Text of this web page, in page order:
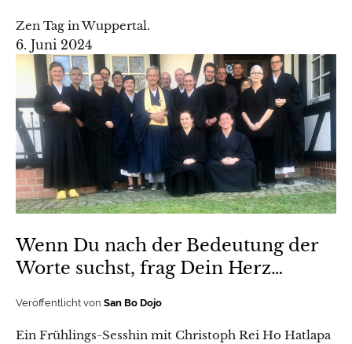
Zen Tag in Wuppertal.
6. Juni 2024
Wenn Du nach der Bedeutung der
Worte suchst, frag Dein Herz…
Veröffentlicht von San Bo Dojo
Ein Frühlings-Sesshin mit Christoph Rei Ho Hatlapa